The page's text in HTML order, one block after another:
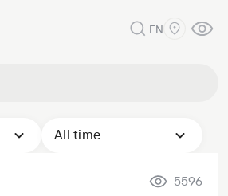
EN
All time
5596